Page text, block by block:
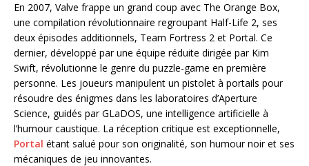
En 2007, Valve frappe un grand coup avec The Orange Box,
une compilation révolutionnaire regroupant Half-Life 2, ses
deux épisodes additionnels, Team Fortress 2 et Portal. Ce
dernier, développé par une équipe réduite dirigée par Kim
Swift, révolutionne le genre du puzzle-game en première
personne. Les joueurs manipulent un pistolet à portails pour
résoudre des énigmes dans les laboratoires d’Aperture
Science, guidés par GLaDOS, une intelligence artificielle à
l’humour caustique. La réception critique est exceptionnelle,
Portal étant salué pour son originalité, son humour noir et ses
mécaniques de jeu innovantes.